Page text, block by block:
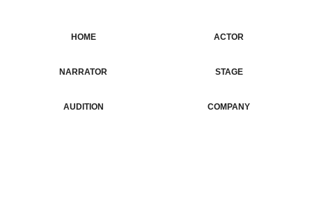
HOME
ホーム
ACTOR
俳優・タレント
NARRATOR
ナレーター
STAGE
公演情報
AUDITION COMPANY